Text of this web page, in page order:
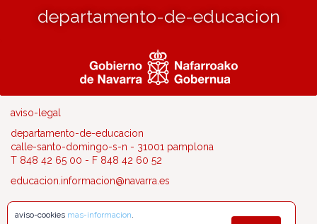
departamento-de-educacion
aviso-legal
departamento-de-educacion
calle-santo-domingo-s-n - 31001 pamplona
T 848 42 65 00 - F 848 42 60 52
educacion.informacion@navarra.es
aviso-cookies mas-informacion.